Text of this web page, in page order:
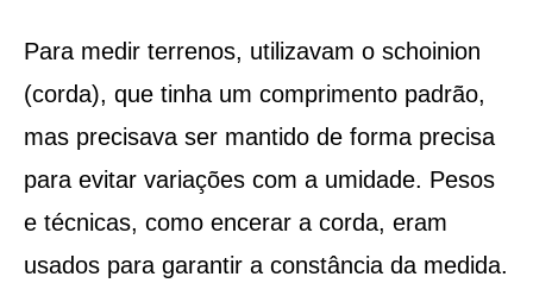
Para medir terrenos, utilizavam o schoinion
(corda), que tinha um comprimento padrão,
mas precisava ser mantido de forma precisa
para evitar variações com a umidade. Pesos
e técnicas, como encerar a corda, eram
usados para garantir a constância da medida.